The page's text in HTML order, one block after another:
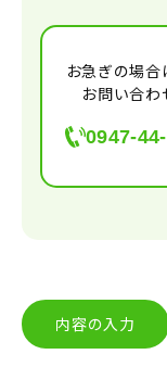
お急ぎの場合
お問い合わ
0947-
内容の入力